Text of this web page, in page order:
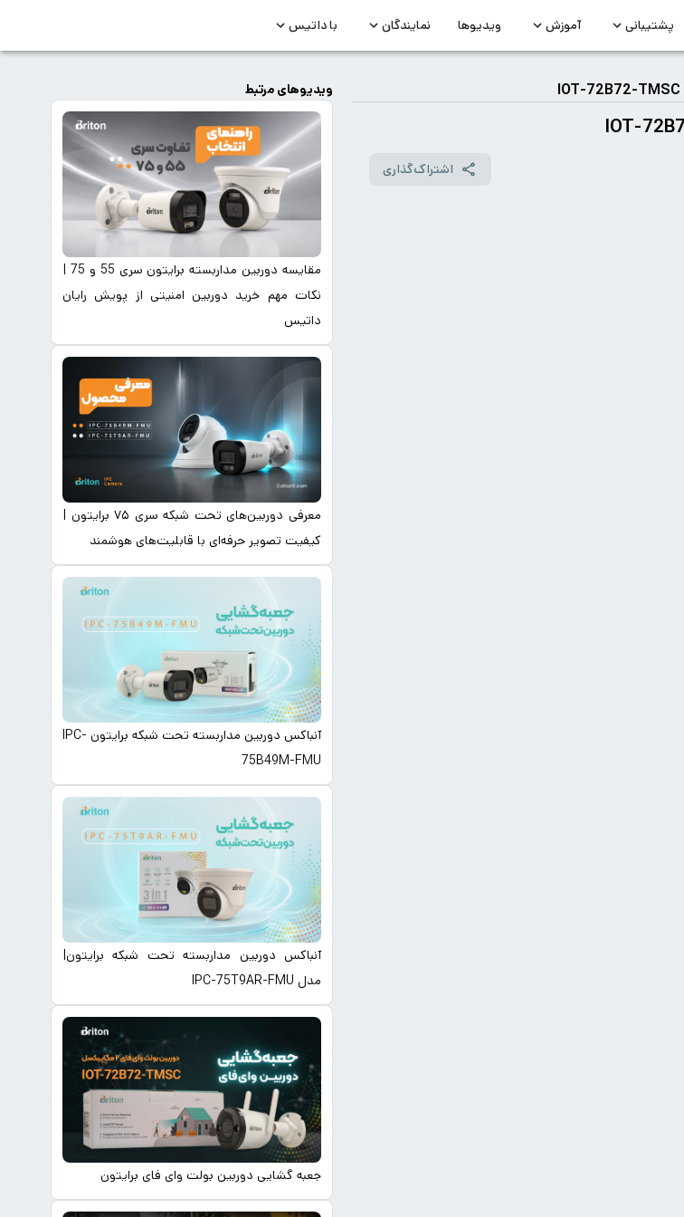
پشتیبانی آموزش ویدیوها نمایندگان با داتیس
اشتراک‌گذاری
ویدیوهای مرتبط
مقایسه دوربین مداربسته برایتون سری 55 و 75 |
نکات مهم خرید دوربین امنیتی از پویش رایان
داتیس
معرفی دوربین‌های تحت شبکه سری ۷۵ برایتون |
کیفیت تصویر حرفه‌ای با قابلیت‌های هوشمند
آنباکس دوربین مداربسته تحت شبکه برایتون IPC-
75B49M-FMU
آنباکس دوربین مداربسته تحت شبکه برایتون|
مدل IPC-75T9AR-FMU
جعبه گشایی دوربین بولت وای فای برایتون